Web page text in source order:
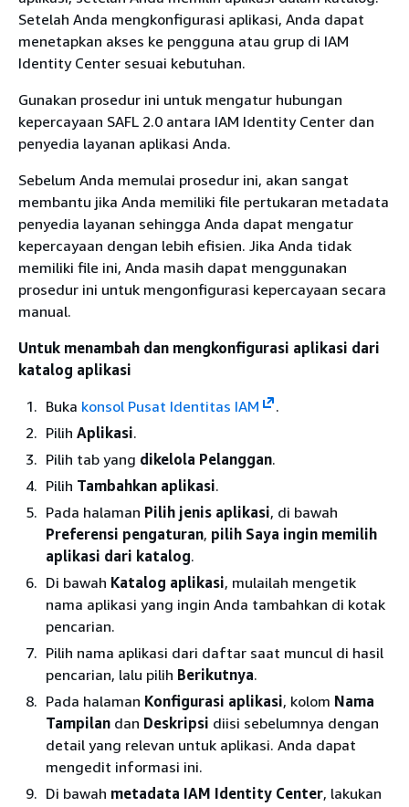
Setelah Anda mengkonfigurasi aplikasi, Anda dapat
menetapkan akses ke pengguna atau grup di IAM
Identity Center sesuai kebutuhan.
Gunakan prosedur ini untuk mengatur hubungan
kepercayaan SAFL 2.0 antara IAM Identity Center dan
penyedia layanan aplikasi Anda.
Sebelum Anda memulai prosedur ini, akan sangat
membantu jika Anda memiliki file pertukaran metadata
penyedia layanan sehingga Anda dapat mengatur
kepercayaan dengan lebih efisien. Jika Anda tidak
memiliki file ini, Anda masih dapat menggunakan
prosedur ini untuk mengonfigurasi kepercayaan secara
manual.
Untuk menambah dan mengkonfigurasi aplikasi dari
katalog aplikasi
Buka konsol Pusat Identitas IAM
.
Pilih Aplikasi.
Pilih tab yang dikelola Pelanggan.
Pilih Tambahkan aplikasi.
Pada halaman Pilih jenis aplikasi, di bawah
Preferensi pengaturan, pilih Saya ingin memilih
aplikasi dari katalog.
Di bawah Katalog aplikasi, mulailah mengetik
nama aplikasi yang ingin Anda tambahkan di kotak
pencarian.
Pilih nama aplikasi dari daftar saat muncul di hasil
pencarian, lalu pilih Berikutnya.
Pada halaman Konfigurasi aplikasi, kolom Nama
Tampilan dan Deskripsi diisi sebelumnya dengan
detail yang relevan untuk aplikasi. Anda dapat
mengedit informasi ini.
Di bawah metadata IAM Identity Center, lakukan